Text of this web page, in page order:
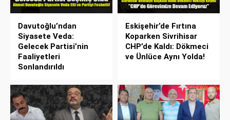
Davutoğlu’ndan
Siyasete Veda:
Gelecek Partisi’nin
Faaliyetleri
Sonlandırıldı
Eskişehir’de Fırtına
Koparken Sivrihisar
CHP’de Kaldı: Dökmeci
ve Ünlüce Aynı Yolda!